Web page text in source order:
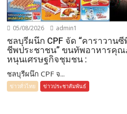
05/08/2026 admin1
ชลบุรีผนึก CPF จัด “คาราวาน
ชีพประชาชน” ขนทัพอาหารคุณ
หนุนเศรษฐกิจชุมชน :
ชลบุรีผนึก CPF จ...
ข่าวทั่วไทย ข่าวประชาสัมพันธ์